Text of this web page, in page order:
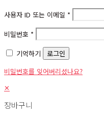
사용자 ID 또는 이메일 *
비밀번호 *
기억하기
로그인
비밀번호를 잊어버리셨나요?
✕
장바구니